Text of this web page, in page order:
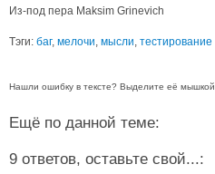
Из-под пера Maksim Grinevich
Тэги: баг, мелочи, мысли, тестирование
Нашли ошибку в тексте? Выделите её
Ещё по данной теме:
9 ответов, оставьте свой...: